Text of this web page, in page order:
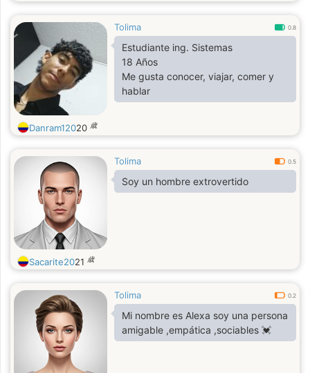
Tolima 0.8
Estudiante ing. Sistemas
18 Años
Me gusta conocer, viajar, comer y
hablar
Danram12020 歳
Tolima 0.5
Soy un hombre extrovertido
Sacarite2021 歳
Tolima 0.2
Mi nombre es Alexa soy una persona
amigable ,empática ,sociables 💓